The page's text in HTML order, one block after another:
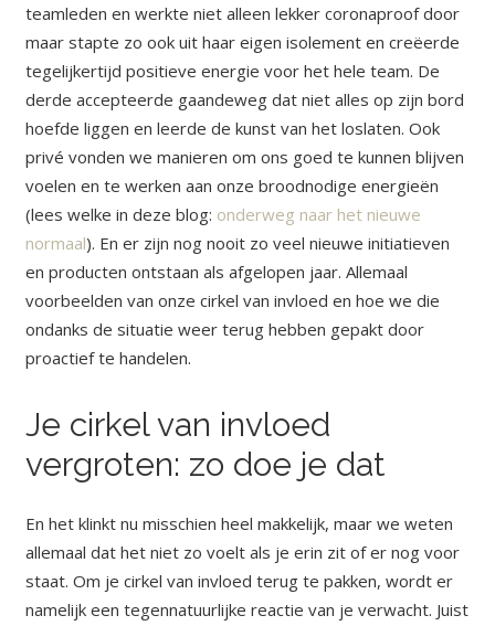
teamleden en werkte niet alleen lekker coronaproof door
maar stapte zo ook uit haar eigen isolement en creëerde
tegelijkertijd positieve energie voor het hele team. De
derde accepteerde gaandeweg dat niet alles op zijn bord
hoefde liggen en leerde de kunst van het loslaten. Ook
privé vonden we manieren om ons goed te kunnen blijven
voelen en te werken aan onze broodnodige energieën
(lees welke in deze blog: onderweg naar het nieuwe
normaal). En er zijn nog nooit zo veel nieuwe initiatieven
en producten ontstaan als afgelopen jaar. Allemaal
voorbeelden van onze cirkel van invloed en hoe we die
ondanks de situatie weer terug hebben gepakt door
proactief te handelen.
Je cirkel van invloed
vergroten: zo doe je dat
En het klinkt nu misschien heel makkelijk, maar we weten
allemaal dat het niet zo voelt als je erin zit of er nog voor
staat. Om je cirkel van invloed terug te pakken, wordt er
namelijk een tegennatuurlijke reactie van je verwacht. Juist